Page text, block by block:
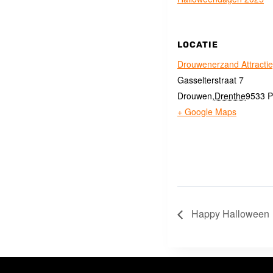
LOCATIE
Drouwenerzand
Gasselterstraat 7
Drouwen,Drenthe9533
+ Google Maps
Happy Halloween